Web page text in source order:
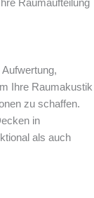
Raumaufteilung
Ihre Raumakustik
zu schaffen.
in
als auch